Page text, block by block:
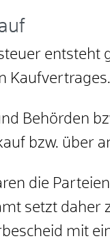
entsteht
Kaufvertrages.
Behörden
bzw. über
die
setzt daher
mit